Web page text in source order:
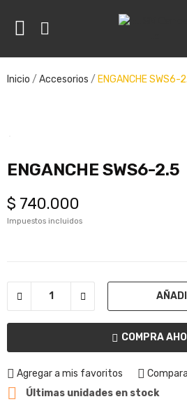
Inicio Accesorios ENGANCHE SWS6-
ENGANCHE SWS6-2.5
$ 740.000
Impuestos incluidos
COMPRA
Agregar a mis favoritos
 Últimas unidades en stock